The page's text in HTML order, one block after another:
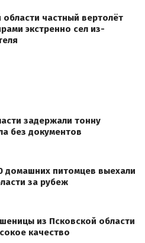
области частный вертолёт
экстренно сел из-
задержали тонну
без документов
домашних питомцев выехали
за рубеж
из Псковской области
качество